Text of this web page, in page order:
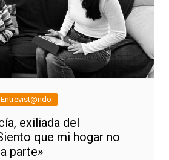
Entrevist@ndo
exiliada del
que mi hogar no
parte»